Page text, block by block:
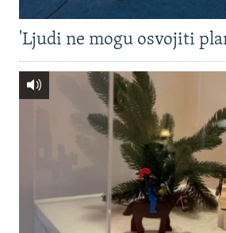
'Ljudi ne mogu osvojiti